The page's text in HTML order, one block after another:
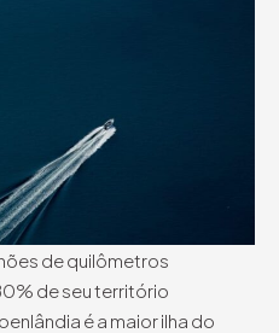
de quilômetros
de seu território
é a maior ilha do